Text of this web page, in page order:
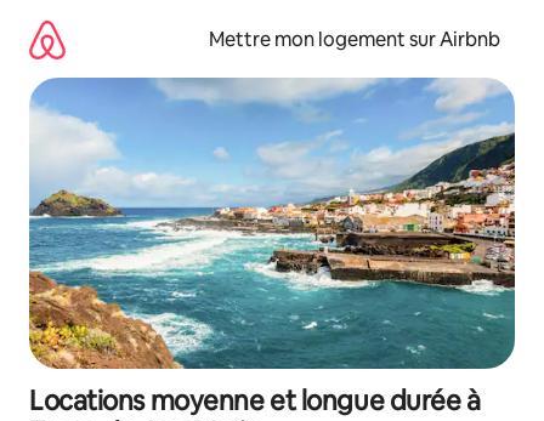
directement
contenu
Mettre mon logement sur Airbnb
Locations moyenne et longue durée à